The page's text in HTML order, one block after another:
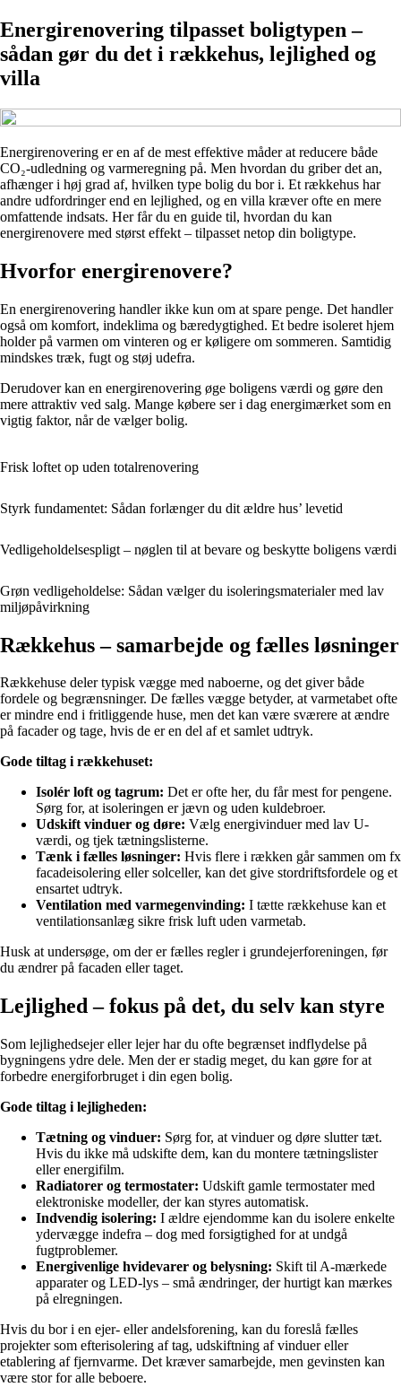
Energirenovering tilpasset boligtypen –
sådan gør du det i rækkehus, lejlighed og
villa
Energirenovering er en af de mest effektive måder at reducere både
CO₂-udledning og varmeregning på. Men hvordan du griber det an,
afhænger i høj grad af, hvilken type bolig du bor i. Et rækkehus har
andre udfordringer end en lejlighed, og en villa kræver ofte en mere
omfattende indsats. Her får du en guide til, hvordan du kan
energirenovere med størst effekt – tilpasset netop din boligtype.
Hvorfor energirenovere?
En energirenovering handler ikke kun om at spare penge. Det handler
også om komfort, indeklima og bæredygtighed. Et bedre isoleret hjem
holder på varmen om vinteren og er køligere om sommeren. Samtidig
mindskes træk, fugt og støj udefra.
Derudover kan en energirenovering øge boligens værdi og gøre den
mere attraktiv ved salg. Mange købere ser i dag energimærket som en
vigtig faktor, når de vælger bolig.
Frisk loftet op uden totalrenovering
Styrk fundamentet: Sådan forlænger du dit ældre hus’ levetid
Vedligeholdelsespligt – nøglen til at bevare og beskytte boligens værdi
Grøn vedligeholdelse: Sådan vælger du isoleringsmaterialer med lav
miljøpåvirkning
Rækkehus – samarbejde og fælles løsninger
Rækkehuse deler typisk vægge med naboerne, og det giver både
fordele og begrænsninger. De fælles vægge betyder, at varmetabet ofte
er mindre end i fritliggende huse, men det kan være sværere at ændre
på facader og tage, hvis de er en del af et samlet udtryk.
Gode tiltag i rækkehuset:
Isolér loft og tagrum: Det er ofte her, du får mest for pengene.
Sørg for, at isoleringen er jævn og uden kuldebroer.
Udskift vinduer og døre: Vælg energivinduer med lav U-
værdi, og tjek tætningslisterne.
Tænk i fælles løsninger: Hvis flere i rækken går sammen om fx
facadeisolering eller solceller, kan det give stordriftsfordele og et
ensartet udtryk.
Ventilation med varmegenvinding: I tætte rækkehuse kan et
ventilationsanlæg sikre frisk luft uden varmetab.
Husk at undersøge, om der er fælles regler i grundejerforeningen, før
du ændrer på facaden eller taget.
Lejlighed – fokus på det, du selv kan styre
Som lejlighedsejer eller lejer har du ofte begrænset indflydelse på
bygningens ydre dele. Men der er stadig meget, du kan gøre for at
forbedre energiforbruget i din egen bolig.
Gode tiltag i lejligheden:
Tætning og vinduer: Sørg for, at vinduer og døre slutter tæt.
Hvis du ikke må udskifte dem, kan du montere tætningslister
eller energifilm.
Radiatorer og termostater: Udskift gamle termostater med
elektroniske modeller, der kan styres automatisk.
Indvendig isolering: I ældre ejendomme kan du isolere enkelte
ydervægge indefra – dog med forsigtighed for at undgå
fugtproblemer.
Energivenlige hvidevarer og belysning: Skift til A-mærkede
apparater og LED-lys – små ændringer, der hurtigt kan mærkes
på elregningen.
Hvis du bor i en ejer- eller andelsforening, kan du foreslå fælles
projekter som efterisolering af tag, udskiftning af vinduer eller
etablering af fjernvarme. Det kræver samarbejde, men gevinsten kan
være stor for alle beboere.